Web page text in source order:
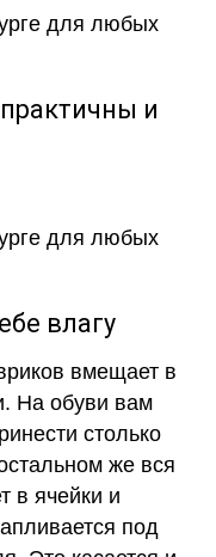
и
влагу
вмещает в
На обуви вам
столько
же вся
в ячейки и
под